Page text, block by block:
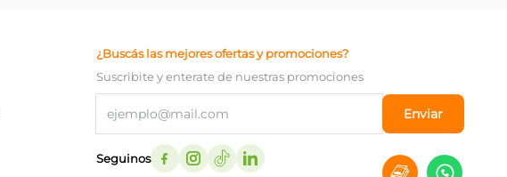
¿Buscás las mejores ofertas y promociones?
Suscribite y enterate de nuestras promociones
Enviar
Seguinos